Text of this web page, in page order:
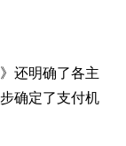
还明确了各主
确定了支付机